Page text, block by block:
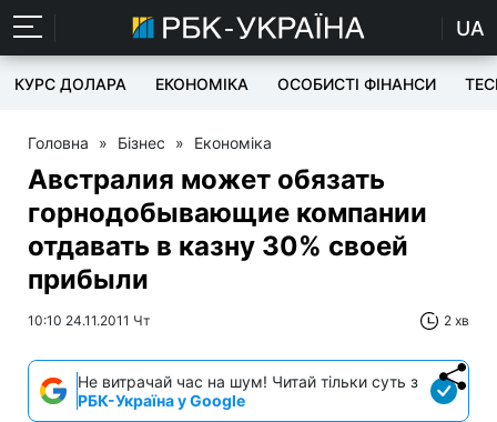
UA
КУРС ДОЛАРА ЕКОНОМІКА ОСОБИСТІ ФІНАНСИ
Головна » Бізнес » Економіка
Австралия может обязать
горнодобывающие компании
отдавать в казну 30% своей
прибыли
10:10 24.11.2011 Чт 2 хв
Не витрачай час на шум! Читай тільки суть з
РБК-Україна у Google